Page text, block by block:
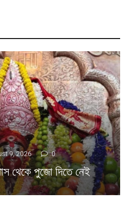
9, 2026 0
থেকে পুজো দিতে নেই